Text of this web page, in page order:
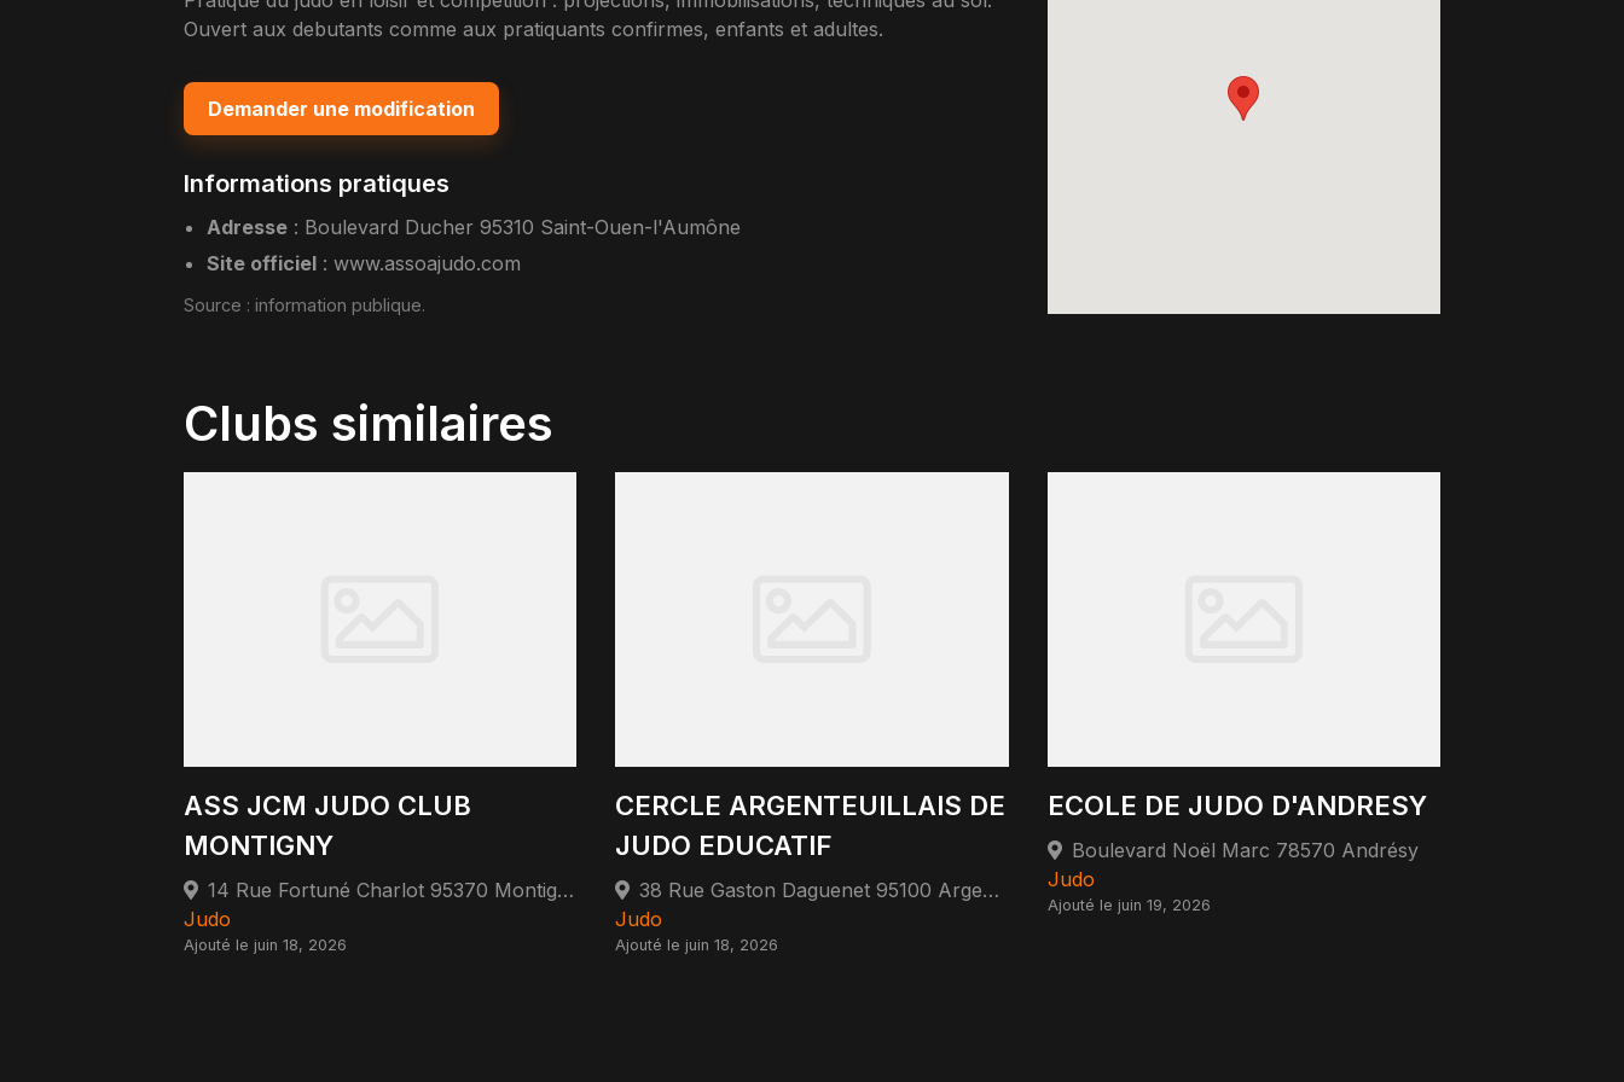
Ouvert aux debutants comme aux pratiquants confirmes, enfants et adultes.
Demander une modification
Informations pratiques
Adresse : Boulevard Ducher 95310 Saint-Ouen-l'Aumône
Site officiel :www.assoajudo.com
Source : information publique.
Clubs similaires
ASS JCM JUDO CLUB
MONTIGNY
14 Rue Fortuné Charlot 95370 Montigny-lès-Cormeilles
Judo
Ajouté le juin 18, 2026
CERCLE ARGENTEUILLAIS DE
JUDO EDUCATIF
38 Rue Gaston Daguenet 95100 Argenteuil
Judo
Ajouté le juin 18, 2026
ECOLE DE JUDO D'ANDRESY
Boulevard Noël Marc 78570 Andrésy
Judo
Ajouté le juin 19, 2026